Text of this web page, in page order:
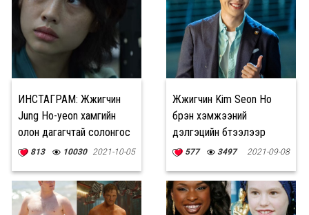
ИНСТАГРАМ: Жүжигчин
Jung Ho-yeon хамгийн
олон дагагчтай солонгос
эмэгтэй жүжигчин боллоо
813 10030 2021-10-05
Жүжигчин Kim Seon Ho
бүрэн хэмжээний
дэлгэцийн бүтээлээр
ДЭБЮТ хийнэ
577 3497 2021-09-08